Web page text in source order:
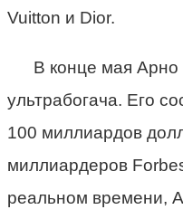
Vuitton и Dior.
В конце мая Арно
ультрабогача. Его
100 миллиардов
миллиардеров
реальном времени,